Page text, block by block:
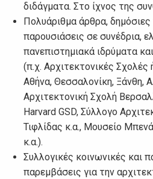
διδάγματα. Στο ίχνος της
Πολυάριθμα άρθρα,
παρουσιάσεις σε συνέδρια,
πανεπιστημιακά ιδρύματα
(π.χ. Αρχιτεκτονικές
Αθήνα, Θεσσαλονίκη, Ξάνθη,
Αρχιτεκτονική Σχολή
Harvard GSD, Σύλλογο
Τιφλίδας κ.α., Μουσείο
κ.α.).
Συλλογικές κοινωνικές και
παρεμβάσεις για την